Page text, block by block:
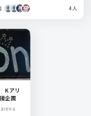
4人
Kアリ
企画